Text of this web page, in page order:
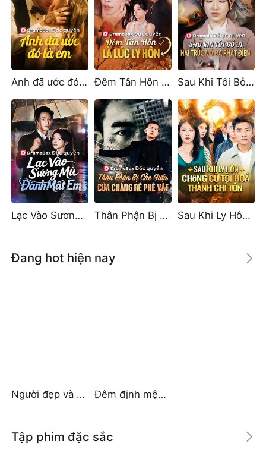
Anh đã ước đó là em Đêm Tân Hôn Là Lúc Ly Hôn Sau Khi Tôi Bỏ Đi, Hai Trúc Mã Đã Phát Điên
Lạc Vào Sương Mù, Đánh Mất Em Thân Phận Bị Che Giấu Của Chàng Rể Phế Vật Sau Khi Ly Hôn, Chồng Cũ Tôi Hoá Thành Chí Tôn
Đang hot hiện nay
Người đẹp và Ông Trùm Đêm định mệnh cùng Tổng tài
Tập phim đặc sắc